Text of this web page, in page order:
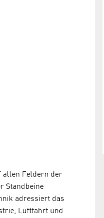
allen Feldern der
Standbeine
adressiert das
Luftfahrt und